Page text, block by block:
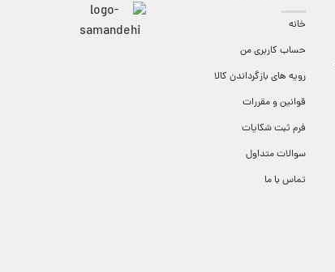
خانه
حساب کاربری من
رویه های بازگرداندن کالا
قوانین و مقررات
فرم ثبت شکایات
سوالات متداول
تماس با ما